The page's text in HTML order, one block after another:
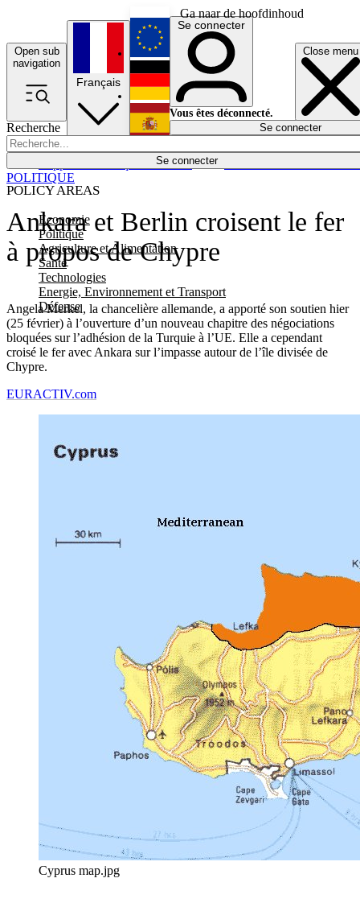
Ga naar de hoofdinhoud
Open sub
navigation
Close menu
Recherche
Se connecter
POLICY AREAS
Economie
Politique
Agriculture et Alimentation
Santé
Technologies
Energie, Environnement et Transport
Défense
Économie
Français
English
Deutsch
Español
Se connecter
Vous êtes déconnecté.
Se connecter
Ankara et Berlin croisent le fer
à propos de Chypre
Angela Merkel, la chancelière allemande, a apporté son soutien hier
(25 février) à l’ouverture d’un nouveau chapitre des négociations
bloquées sur l’adhésion de la Turquie à l’UE. Elle a cependant
croisé le fer avec Ankara sur l’impasse autour de l’île divisée de
Chypre.
POLITIQUE
EURACTIV.com
Cyprus map.jpg